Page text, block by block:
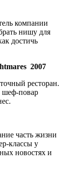
компании
нишу для
достичь
2007
ресторан.
шеф-повар
часть жизни
классы у
новостях и